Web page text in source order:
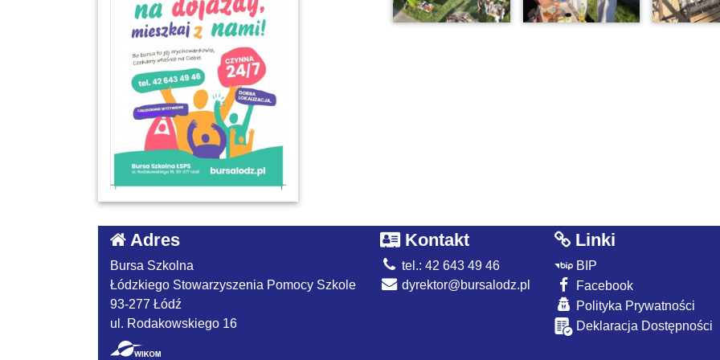
Adres
Bursa Szkolna
Łódzkiego Stowarzyszenia Pomocy Szkole
93-277 Łódź
ul. Rodakowskiego 16
Kontakt
tel.: 42 643 49 46
dyrektor@bursalodz.pl
Linki
BIP
Facebook
Polityka Prywatności
Deklaracja Dostępności